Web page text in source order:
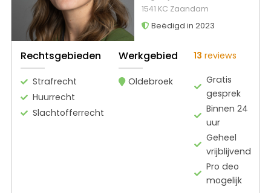
1541 KC Zaandam
Beëdigd in 2023
Rechtsgebieden
Strafrecht
Huurrecht
Slachtofferrecht
Werkgebied
Oldebroek
13 reviews
Gratis
gesprek
Binnen 24
uur
Geheel
vrijblijvend
Pro deo
mogelijk